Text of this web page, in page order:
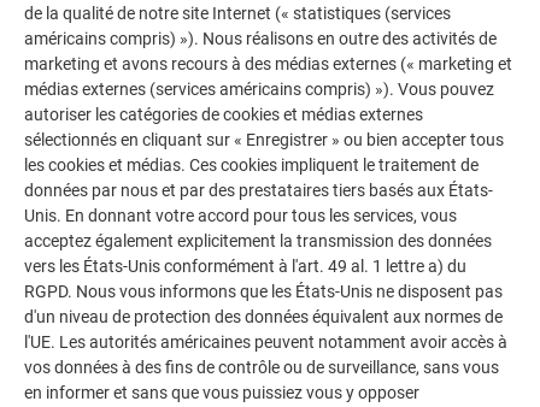
Durable
Inoxydable
Léger
Excellente stabilité dimensionnelle
Facile à façonner
Fixation invisible
Résistant aux tempêtes
Profils accessoires de couleur assortie
RETOUR SUIVANT
de la qualité de notre site Internet (« statistiques (services
américains compris) »). Nous réalisons en outre des activités de
marketing et avons recours à des médias externes (« marketing et
médias externes (services américains compris) »). Vous pouvez
autoriser les catégories de cookies et médias externes
sélectionnés en cliquant sur « Enregistrer » ou bien accepter tous
les cookies et médias. Ces cookies impliquent le traitement de
données par nous et par des prestataires tiers basés aux États-
Unis. En donnant votre accord pour tous les services, vous
acceptez également explicitement la transmission des données
vers les États-Unis conformément à l'art. 49 al. 1 lettre a) du
RGPD. Nous vous informons que les États-Unis ne disposent pas
d'un niveau de protection des données équivalent aux normes de
l'UE. Les autorités américaines peuvent notamment avoir accès à
vos données à des fins de contrôle ou de surveillance, sans vous
en informer et sans que vous puissiez vous y opposer